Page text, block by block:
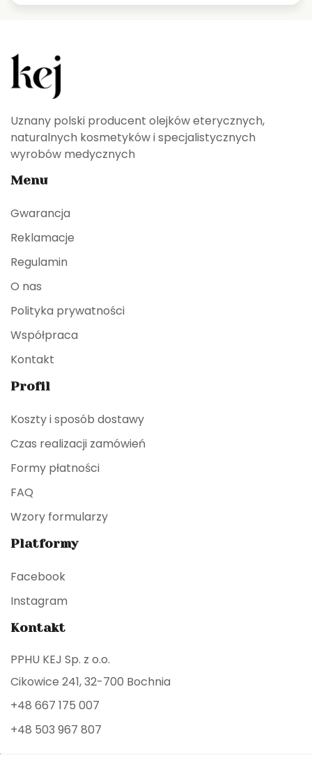
Uznany polski producent olejków eterycznych,
naturalnych kosmetyków i specjalistycznych
wyrobów medycznych
Menu
Gwarancja
Reklamacje
Regulamin
O nas
Polityka prywatności
Współpraca
Kontakt
Profil
Koszty i sposób dostawy
Czas realizacji zamówień
Formy płatności
FAQ
Wzory formularzy
Platformy
Facebook
Instagram
Kontakt
PPHU KEJ Sp. z o.o.
Cikowice 241, 32-700 Bochnia
+48 667 175 007
+48 503 967 807